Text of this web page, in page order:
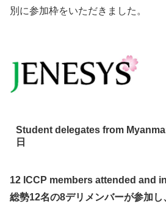
別に参加枠をいただきました。
Student delegates from
日
12 ICCP members attended and
総勢12名の8デリメンバーが参加し